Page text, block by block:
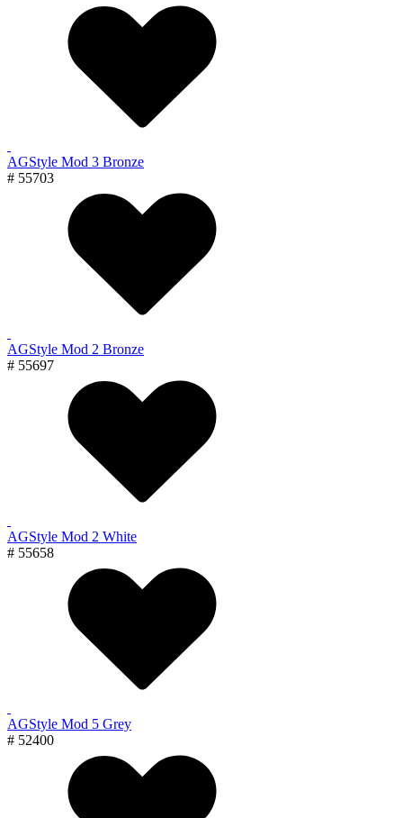
AGStyle Mod 3 Bronze
# 55703
AGStyle Mod 2 Bronze
# 55697
AGStyle Mod 2 White
# 55658
AGStyle Mod 5 Grey
# 52400